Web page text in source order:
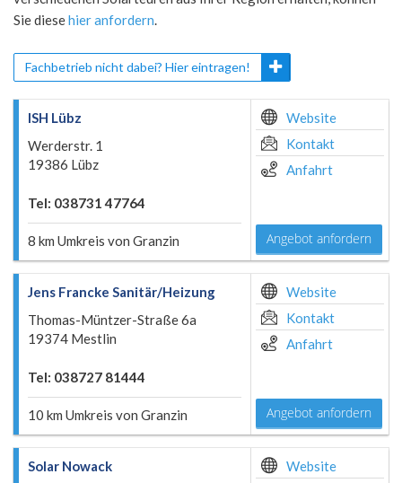
Sie diesehier anfordern.
Fachbetrieb nicht dabei? Hier eintragen!
ISH Lübz
Werderstr. 1
19386 Lübz
Tel: 038731 47764
8 km Umkreis von Granzin
Website
Kontakt
Anfahrt
Angebot anfordern
Jens Francke Sanitär/Heizung
Thomas-Müntzer-Straße 6a
19374 Mestlin
Tel: 038727 81444
10 km Umkreis von Granzin
Website
Kontakt
Anfahrt
Angebot anfordern
Solar Nowack
Website